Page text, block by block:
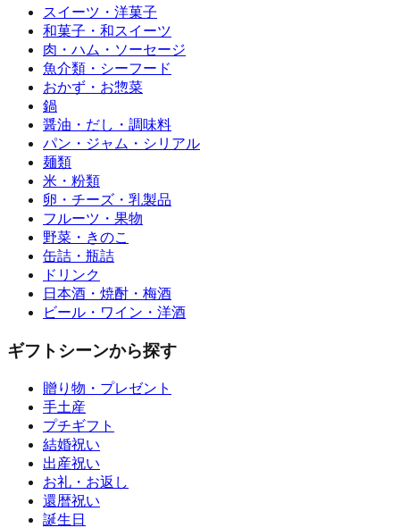
スイーツ・洋菓子
和菓子・和スイーツ
肉・ハム・ソーセージ
魚介類・シーフード
おかず・お惣菜
鍋
醤油・だし・調味料
パン・ジャム・シリアル
麺類
米・粉類
卵・チーズ・乳製品
フルーツ・果物
野菜・きのこ
缶詰・瓶詰
ドリンク
日本酒・焼酎・梅酒
ビール・ワイン・洋酒
ギフトシーンから探す
贈り物・プレゼント
手土産
プチギフト
結婚祝い
出産祝い
お礼・お返し
還暦祝い
誕生日